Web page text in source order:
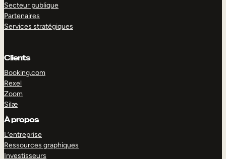
Secteur publique
Partenaires
Services stratégiques
Clients
Booking.com
Rexel
Zoom
Silæ
À propos
L’entreprise
Ressources graphiques
Investisseurs